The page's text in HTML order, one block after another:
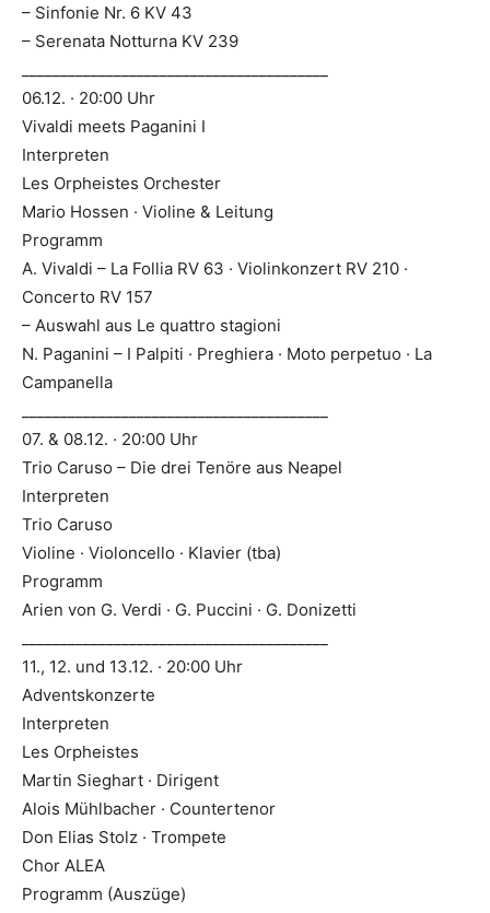
– Sinfonie Nr. 6 KV 43
– Serenata Notturna KV 239
06.12. · 20:00 Uhr
Vivaldi meets Paganini I
Interpreten
Les Orpheistes Orchester
Mario Hossen · Violine & Leitung
Programm
A. Vivaldi – La Follia RV 63 · Violinkonzert RV 210 ·
Concerto RV 157
– Auswahl aus Le quattro stagioni
N. Paganini – I Palpiti · Preghiera · Moto perpetuo · La
Campanella
07. & 08.12. · 20:00 Uhr
Trio Caruso – Die drei Tenöre aus Neapel
Interpreten
Trio Caruso
Violine · Violoncello · Klavier (tba)
Programm
Arien von G. Verdi · G. Puccini · G. Donizetti
11., 12. und 13.12. · 20:00 Uhr
Adventskonzerte
Interpreten
Les Orpheistes
Martin Sieghart · Dirigent
Alois Mühlbacher · Countertenor
Don Elias Stolz · Trompete
Chor ALEA
Programm (Auszüge)